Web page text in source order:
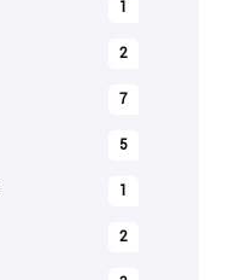
1
2
7
5
1
2